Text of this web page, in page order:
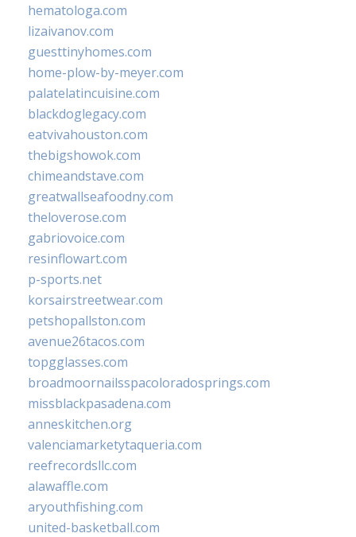
hematologa.com
lizaivanov.com
guesttinyhomes.com
home-plow-by-meyer.com
palatelatincuisine.com
blackdoglegacy.com
eatvivahouston.com
thebigshowok.com
chimeandstave.com
greatwallseafoodny.com
theloverose.com
gabriovoice.com
resinflowart.com
p-sports.net
korsairstreetwear.com
petshopallston.com
avenue26tacos.com
topgglasses.com
broadmoornailsspacoloradosprings.com
missblackpasadena.com
anneskitchen.org
valenciamarketytaqueria.com
reefrecordsllc.com
alawaffle.com
aryouthfishing.com
united-basketball.com